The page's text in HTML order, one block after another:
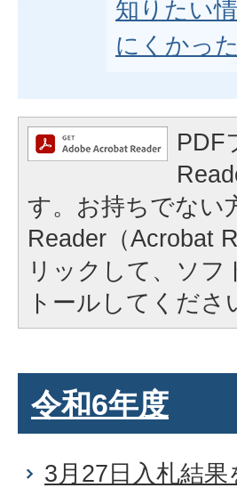
知りたい
にくかっ
PDF
す。お持ちでない
Reader（Acrobat
リックして、ソ
トールしてくださ
令和6年度
3月27日入札結